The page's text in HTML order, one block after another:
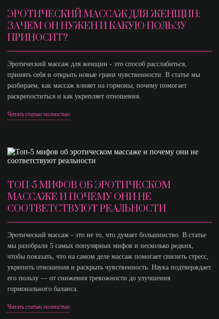
ЭРОТИЧЕСКИЙ МАССАЖ ДЛЯ ЖЕНЩИН:
ЗАЧЕМ ОН НУЖЕН И КАКУЮ ПОЛЬЗУ
ПРИНОСИТ?
Эротический массаж для женщин - это способ расслабиться,
принять себя и открыть новые грани чувственности. В статье мы
разбираем, как массаж влияет на гормоны, почему помогает
раскрепоститься и как укрепляет отношения.
Читать статью полностью
ТОП-5 МИФОВ ОБ ЭРОТИЧЕСКОМ
МАССАЖЕ И ПОЧЕМУ ОНИ НЕ
СООТВЕТСТВУЮТ РЕАЛЬНОСТИ
Эротический массаж - это не то, что думает большинство. В статье
мы разобрали 5 самых популярных мифов и несколько редких,
чтобы показать, что на самом деле массаж помогает снизить стресс,
укрепить отношения и раскрыть чувственность. Наука подтверждает
его пользу — от снижения тревожности до улучшения
гормонального баланса.
Читать статью полностью